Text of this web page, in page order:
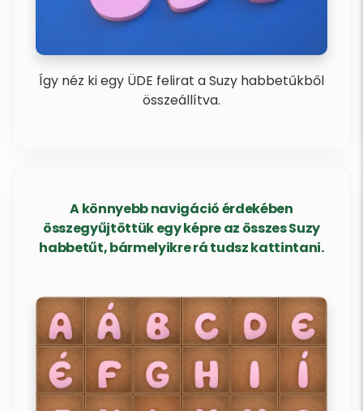
Így néz ki egy ÜDE felirat a Suzy habbetűkből
összeállítva.
A könnyebb navigáció érdekében
összegyűjtöttük egy képre az összes Suzy
habbetűt, bármelyikre rá tudsz kattintani.